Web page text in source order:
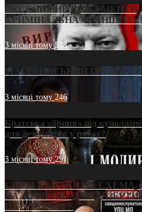
ЕКСКЛЮЗИВ
КРИМІНАЛЬНА ФРАНШИЗА
3 місяці тому538
МАТЕРИНСЬКИЙ ОМОРФОР
3 місяці тому246
Братська «броня» під
для дезертирів у рясах?
3 місяці тому291
СВЯТІ УХИЛЯНТИ: СХЕМА,
НА «ОФШОР» ДЛЯ
ПАТРІАРХАТУ